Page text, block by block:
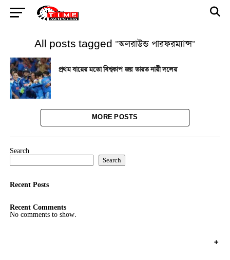
All posts tagged "অলরাউন্ড পারফরম্যান্স"
প্রথম বারের মতো বিশ্বকাপ জয় ভারত নারী দলের
MORE POSTS
Search
Search
Recent Posts
Recent Comments
No comments to show.
+